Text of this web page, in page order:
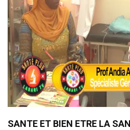
SANTE ET BIEN ETRE LA